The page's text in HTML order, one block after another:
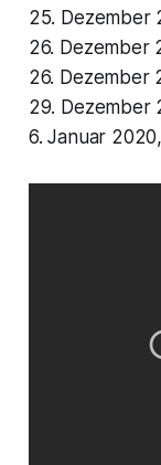
25. Dezember
26. Dezember
26. Dezember
29. Dezember
6. Januar